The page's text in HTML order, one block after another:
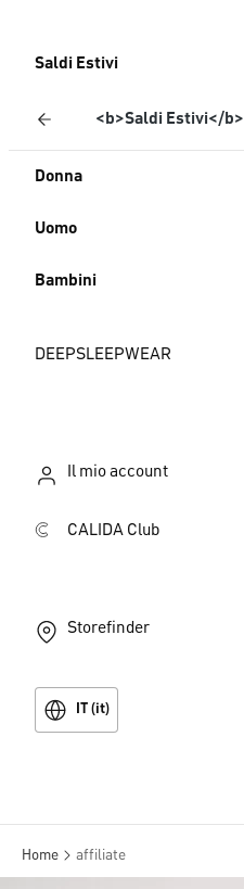
Saldi Estivi
<b>Saldi Estivi</b>
Donna
Uomo
Bambini
DEEPSLEEPWEAR
Il mio account
CALIDA Club
Storefinder
IT (it)
Home affiliate